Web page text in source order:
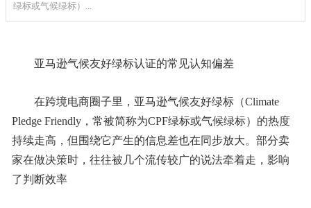
绿标或气候绿标）...
亚马逊气候友好绿标认证的常见认知偏差
在跨境电商圈子里，亚马逊气候友好绿标（Climate
Pledge Friendly，常被简称为CPF绿标或气候绿标）的热度
持续走高，但围绕它产生的信息差也在同步放大。部分卖
家在做决策时，往往被几个流传较广的说法牵着走，影响
了判断效率